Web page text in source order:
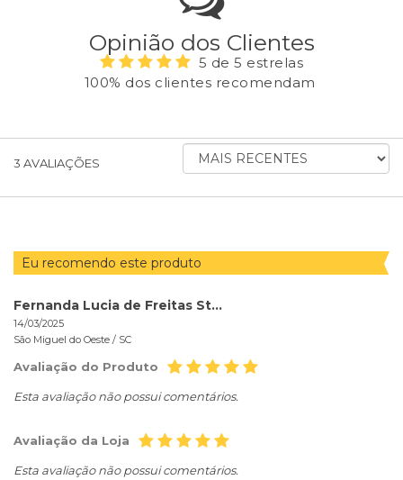
Opinião dos Clientes
5 de 5 estrelas
100% dos clientes recomendam
3 AVALIAÇÕES
ORDENAR
AVALIAÇÕES
Eu recomendo este produto
Fernanda Lucia de Freitas Staub
14/03/2025
São Miguel do Oeste / SC
Avaliação do Produto
Esta avaliação não possui comentários.
Avaliação da Loja
Esta avaliação não possui comentários.